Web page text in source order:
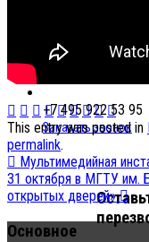
+7 495 922 53 95
Заказать звонок
This entry was posted in
permalink.
Мультимедийная
31 октября в МГТУ им.
открытых дверей»
Основное